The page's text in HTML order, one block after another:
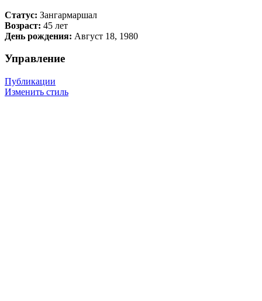
Статус: Зангармаршал
Возраст: 45 лет
День рождения: Август 18, 1980
Управление
Публикации
Изменить стиль